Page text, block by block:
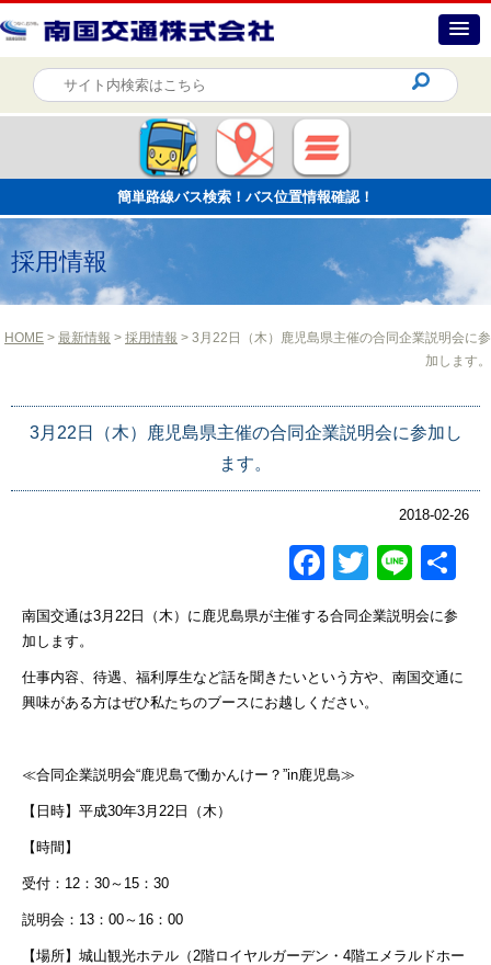
簡単路線バス検索！バス位置情報確認！
採用情報
HOME > 最新情報 > 採用情報 > 3月22日（木）鹿児島県主催の合同企業説明会に参
加します。
3月22日（木）鹿児島県主催の合同企業説明会に参加し
ます。
2018-02-26
Facebook
Twitter
Line
南国交通は3月22日（木）に鹿児島県が主催する合同企業説明会に参
加します。
仕事内容、待遇、福利厚生など話を聞きたいという方や、南国交通に
興味がある方はぜひ私たちのブースにお越しください。
≪合同企業説明会“鹿児島で働かんけー？”in鹿児島≫
【日時】平成30年3月22日（木）
【時間】
受付：12：30～15：30
説明会：13：00～16：00
【場所】城山観光ホテル（2階ロイヤルガーデン・4階エメラルドホー